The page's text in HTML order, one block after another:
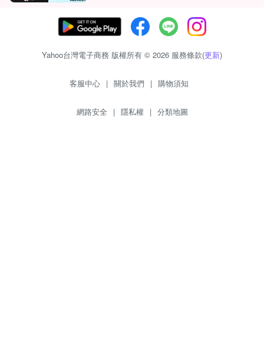
Yahoo台灣電子商務 版權所有 © 2026 服務條款(更新)
客服中心 | 關於我們 | 購物須知
網路安全 | 隱私權 | 分類地圖